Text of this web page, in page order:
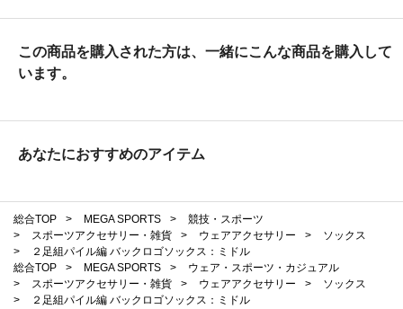
この商品を購入された方は、一緒にこんな商品を購入して
います。
あなたにおすすめのアイテム
総合TOP > MEGA SPORTS >
競技・スポーツ
>
スポーツアクセサリー・雑貨 > ウェアアクセサリー >
ソックス
>
２足組パイル編 バックロゴソックス：ミドル
総合TOP
> MEGA SPORTS >
ウェア・スポーツ・カジュアル
>
スポーツアクセサリー・雑貨 > ウェアアクセサリー >
ソックス
>
２足組パイル編 バックロゴソックス：ミドル